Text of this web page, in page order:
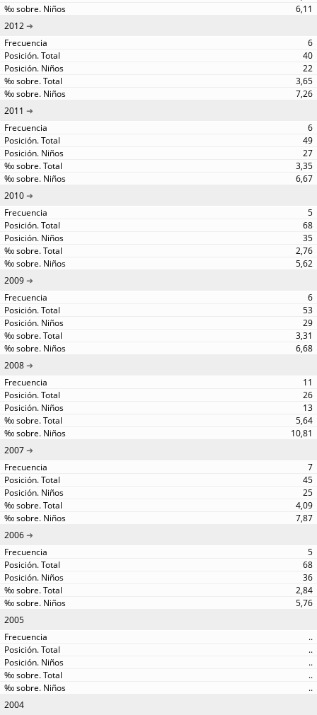
6,11
2012
6
40
22
3,65
7,26
2011
6
49
27
3,35
6,67
2010
5
68
35
2,76
5,62
2009
6
53
29
3,31
6,68
2008
11
26
13
5,64
10,81
2007
7
45
25
4,09
7,87
2006
5
68
36
2,84
5,76
2005
..
..
..
..
..
2004